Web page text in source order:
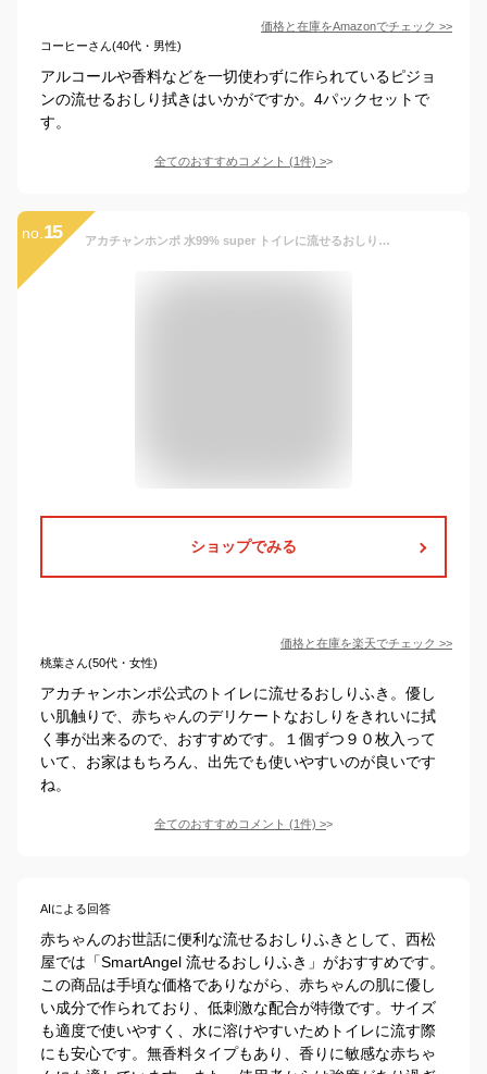
価格と在庫をAmazonでチェック >>
コーヒーさん(40代・男性)
アルコールや香料などを一切使わずに作られているピジョ
ンの流せるおしり拭きはいかがですか。4パックセットで
す。
全てのおすすめコメント (1件) >
no. 15 アカチャンホンポ 水99% super トイレに流せるおしりふき 90枚×12個 幼児用 流せるお尻拭き アカチャン本舗 ベビーおしりふき 業務用 大容量 あかちゃん おしりふき 流せる 赤ちゃん おしり拭き トイレに流せる お尻拭き トイレ お尻ふき 新生児 幼児
ショップでみる
価格と在庫を楽天でチェック >>
桃葉さん(50代・女性)
アカチャンホンポ公式のトイレに流せるおしりふき。優し
い肌触りで、赤ちゃんのデリケートなおしりをきれいに拭
く事が出来るので、おすすめです。１個ずつ９０枚入って
いて、お家はもちろん、出先でも使いやすいのが良いです
ね。
全てのおすすめコメント (1件) >
AIによる回答
赤ちゃんのお世話に便利な流せるおしりふきとして、西松
屋では「SmartAngel 流せるおしりふき」がおすすめです。
この商品は手頃な価格でありながら、赤ちゃんの肌に優し
い成分で作られており、低刺激な配合が特徴です。サイズ
も適度で使いやすく、水に溶けやすいためトイレに流す際
にも安心です。無香料タイプもあり、香りに敏感な赤ちゃ